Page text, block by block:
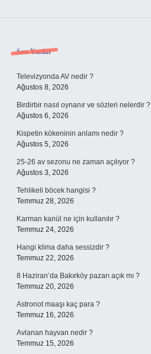
Sidebar
Son Yazılar
Televizyonda AV nedir ?
Ağustos 8, 2026
Birdirbir nasıl oynanır ve sözleri nelerdir ?
Ağustos 6, 2026
Kispetin kökeninin anlamı nedir ?
Ağustos 5, 2026
25-26 av sezonu ne zaman açılıyor ?
Ağustos 3, 2026
Tehlikeli böcek hangisi ?
Temmuz 28, 2026
Karman kanül ne için kullanılır ?
Temmuz 24, 2026
Hangi klima daha sessizdir ?
Temmuz 22, 2026
8 Haziran’da Bakırköy pazarı açık mı ?
Temmuz 20, 2026
Astronot maaşı kaç para ?
Temmuz 16, 2026
Avlanan hayvan nedir ?
Temmuz 15, 2026